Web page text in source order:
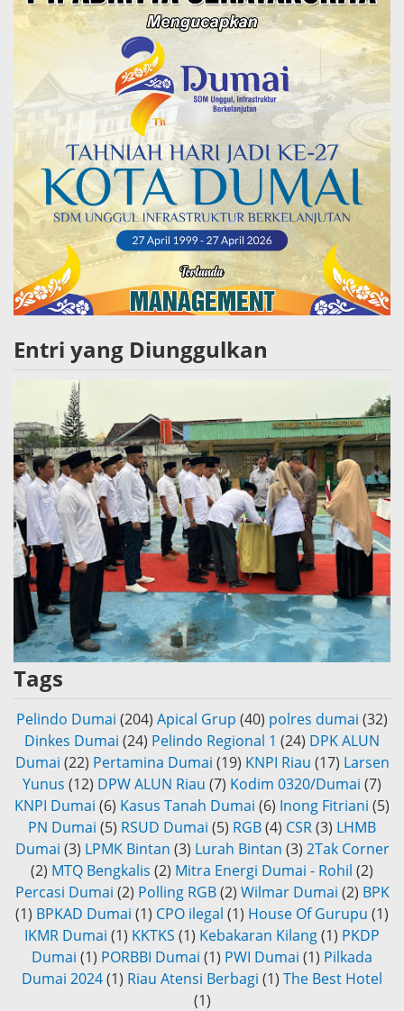
Entri yang Diunggulkan
Tags
Pelindo Dumai (204) Apical Grup (40) polres dumai (32)
Dinkes Dumai (24) Pelindo Regional 1 (24) DPK ALUN
Dumai (22) Pertamina Dumai (19) KNPI Riau (17) Larsen
Yunus (12) DPW ALUN Riau (7) Kodim 0320/Dumai (7)
KNPI Dumai (6) Kasus Tanah Dumai (6) Inong Fitriani (5)
PN Dumai (5) RSUD Dumai (5) RGB(4) CSR(3) LHMB
Dumai (3) LPMK Bintan (3) Lurah Bintan (3) 2Tak Corner
(2) MTQ Bengkalis (2) Mitra Energi Dumai - Rohil (2)
Percasi Dumai (2) Polling RGB (2) Wilmar Dumai (2) BPK
(1) BPKAD Dumai (1) CPO ilegal (1) House Of Gurupu (1)
IKMR Dumai (1) KKTKS (1) Kebakaran Kilang(1) PKDP
Dumai (1) PORBBI Dumai (1) PWI Dumai (1) Pilkada
Dumai 2024(1) Riau Atensi Berbagi (1) The Best Hotel
(1)